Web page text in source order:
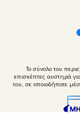
Το σύνολο του
επισκέπτες αυστηρά
του, σε οποιοδήποτε